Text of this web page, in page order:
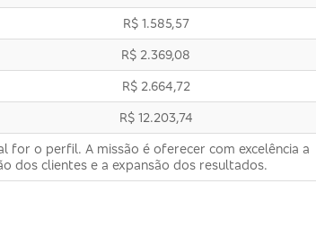
R$ 1.585,57
R$ 2.369,08
R$ 2.664,72
R$ 12.203,74
for o perfil. A missão é oferecer com excelência a
dos clientes e a expansão dos resultados.